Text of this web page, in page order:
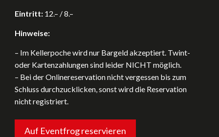
Eintritt: 12.– / 8.–
Hinweise:
– Im Kellerpoche wird nur Bargeld akzeptiert. Twint-
oder Kartenzahlungen sind leider NICHT möglich.
– Bei der Onlinereservation nicht vergessen bis zum
Schluss durchzucklicken, sonst wird die Reservation
nicht registriert.
Auf Eventfrog reservieren